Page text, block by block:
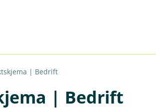
| Bedrift
| Bedrift